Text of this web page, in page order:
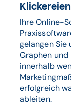
Klickereien
Ihre Online-
gelangen Sie
Graphen und
innerhalb
erfolgreich
ableiten.